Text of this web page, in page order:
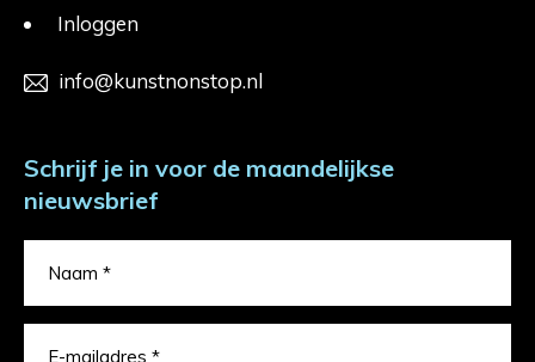
Inloggen
info@kunstnonstop.nl
Schrijf je in voor de maandelijkse
nieuwsbrief